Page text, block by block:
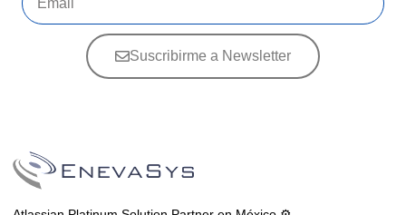
Suscribirme a Newsletter